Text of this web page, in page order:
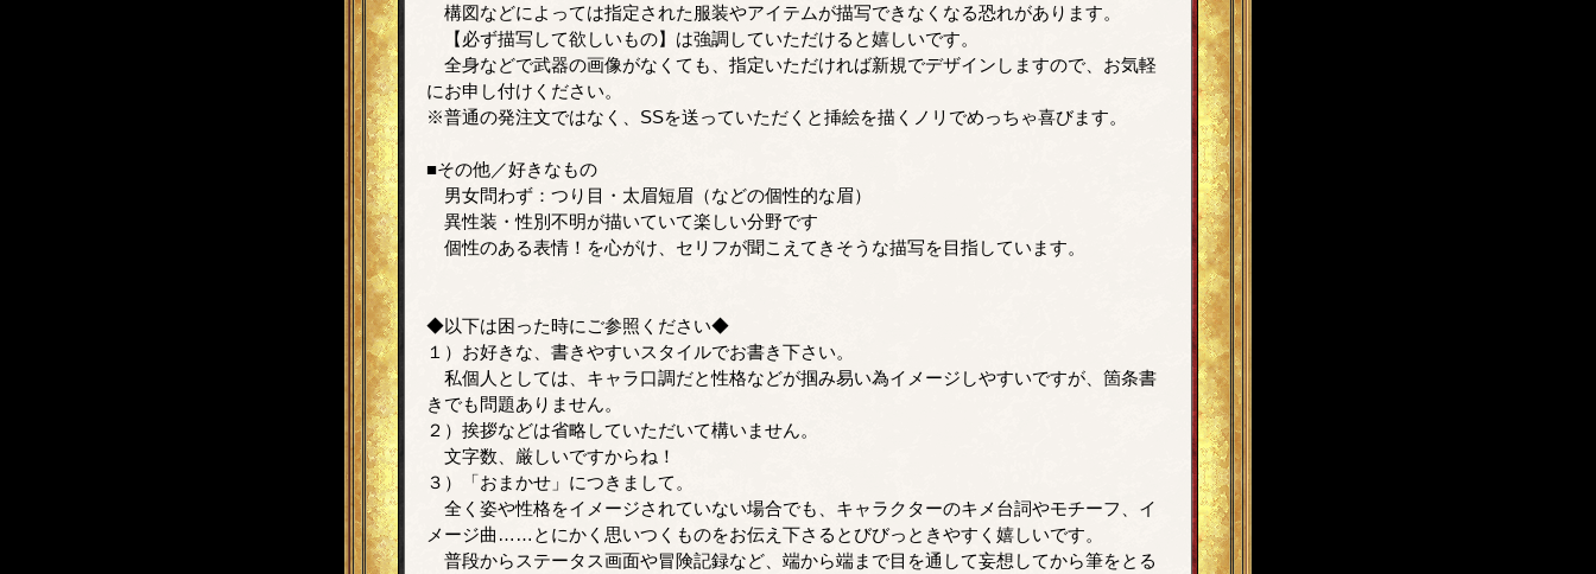
構図などによっては指定された服装やアイテムが描写できなくなる恐れがあります。
【必ず描写して欲しいもの】は強調していただけると嬉しいです。
全身などで武器の画像がなくても、指定いただければ新規でデザインしますので、お気軽
にお申し付けください。
※普通の発注文ではなく、SSを送っていただくと挿絵を描くノリでめっちゃ喜びます。
■その他／好きなもの
男女問わず：つり目・太眉短眉（などの個性的な眉）
異性装・性別不明が描いていて楽しい分野です
個性のある表情！を心がけ、セリフが聞こえてきそうな描写を目指しています。
◆以下は困った時にご参照ください◆
１）お好きな、書きやすいスタイルでお書き下さい。
私個人としては、キャラ口調だと性格などが掴み易い為イメージしやすいですが、箇条書
きでも問題ありません。
２）挨拶などは省略していただいて構いません。
文字数、厳しいですからね！
３）「おまかせ」につきまして。
全く姿や性格をイメージされていない場合でも、キャラクターのキメ台詞やモチーフ、イ
メージ曲……とにかく思いつくものをお伝え下さるとびびっときやすく嬉しいです。
普段からステータス画面や冒険記録など、端から端まで目を通して妄想してから筆をとる